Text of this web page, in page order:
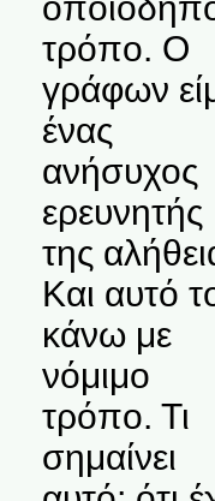
τρόπο. Ο
γράφων
ένας
ανήσυχος
ερευνητής
της
Και αυτό
κάνω με
νόμιμο
τρόπο. Τι
σημαίνει